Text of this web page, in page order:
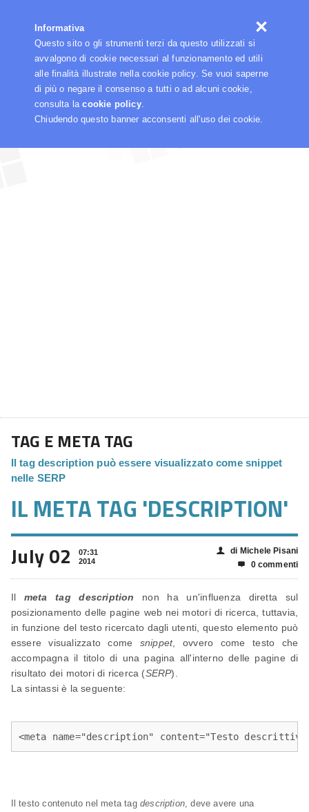
Informativa
Questo sito o gli strumenti terzi da questo utilizzati si
avvalgono di cookie necessari al funzionamento ed utili
alle finalità illustrate nella cookie policy. Se vuoi saperne
di più o negare il consenso a tutti o ad alcuni cookie,
consulta lacookie policy.
Chiudendo questo banner acconsenti all'uso dei cookie.
TAG E META TAG
Il tag description può essere visualizzato come snippet
nelle SERP
IL META TAG 'DESCRIPTION'
July 02
07:31
2014
👤 di Michele Pisani
 0 commenti
Il meta tag description
non ha un'influenza diretta sul
posizionamento delle pagine web nei motori di ricerca, tuttavia,
in funzione del testo ricercato dagli utenti, questo elemento può
essere visualizzato come snippet, ovvero come testo che
accompagna il titolo di una pagina all'interno delle pagine di
risultato dei motori di ricerca (SERP).
La sintassi è la seguente:
<meta name="description" content="Testo
Il testo contenuto nel meta tag description , deve avere una